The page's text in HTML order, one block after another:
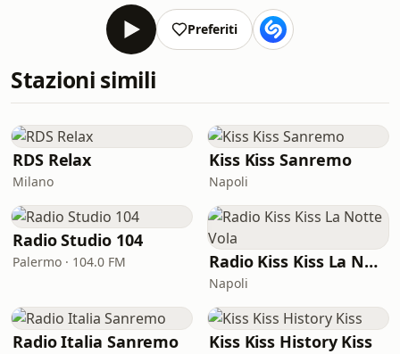
Preferiti
Stazioni simili
RDS Relax
Milano
Kiss Kiss Sanremo
Napoli
Radio Studio 104
Palermo · 104.0 FM Radio Kiss Kiss La Notte Vola
Napoli
Radio Italia Sanremo Kiss Kiss History Kiss